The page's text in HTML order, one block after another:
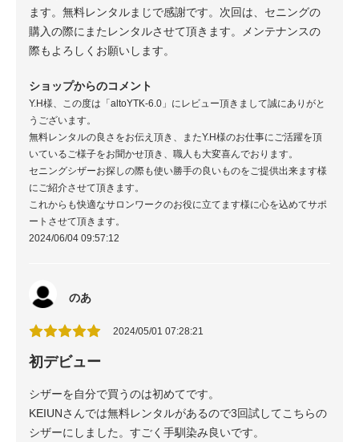
ます。無料レンタルまじで感謝です。次回は、セニングの
購入の際にまたレンタルさせて頂きます。メンテナンスの
際もよろしくお願いします。
ショップからのコメント
Y.H様、この度は「altoYTK-6.0」にレビュー頂きまして誠にありがと
うございます。
無料レンタルの良さをお伝え頂き、またY.H様のお仕事にご活躍を頂
いているご様子をお聞かせ頂き、職人も大変喜んでおります。
セニングシザーお探しの際も使い勝手の良いものをご提供出来ます様
にご紹介させて頂きます。
これからも快適なサロンワークのお役に立てます様に心を込めてサポ
ートさせて頂きます。
2024/06/04 09:57:12
のあ
2024/05/01 07:28:21
初デビュー
シザーを自分で買うのは初めてです。
KEIUNさんでは無料レンタルがあるので3回試してこちらの
シザーにしました。すごく手馴染み良いです。